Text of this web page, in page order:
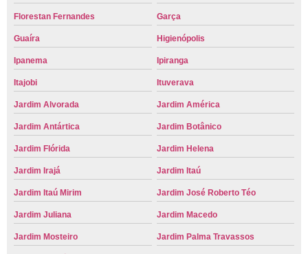
Florestan Fernandes Garça
Guaíra Higienópolis
Ipanema Ipiranga
Itajobi Ituverava
Jardim Alvorada Jardim América
Jardim Antártica Jardim Botânico
Jardim Flórida Jardim Helena
Jardim Irajá Jardim Itaú
Jardim Itaú Mirim Jardim José Roberto Téo
Jardim Juliana Jardim Macedo
Jardim Mosteiro Jardim Palma Travassos